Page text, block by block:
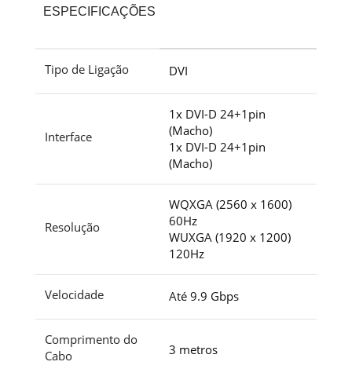
ESPECIFICAÇÕES
Tipo de Ligação DVI
Interface
1x DVI-D 24+1pin
(Macho)
1x DVI-D 24+1pin
(Macho)
Resolução
WQXGA (2560 x 1600)
60Hz
WUXGA (1920 x 1200)
120Hz
Velocidade Até 9.9 Gbps
Comprimento do
Cabo
3 metros